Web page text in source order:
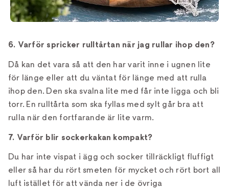
6. Varför spricker rulltårtan när jag rullar ihop den?
Då kan det vara så att den har varit inne i ugnen lite
för länge eller att du väntat för länge med att rulla
ihop den. Den ska svalna lite med får inte ligga och bli
torr. En rulltårta som ska fyllas med sylt går bra att
rulla när den fortfarande är lite varm.
7. Varför blir sockerkakan kompakt?
Du har inte vispat i ägg och socker tillräckligt fluffigt
eller så har du rört smeten för mycket och rört bort all
luft istället för att vända ner i de övriga